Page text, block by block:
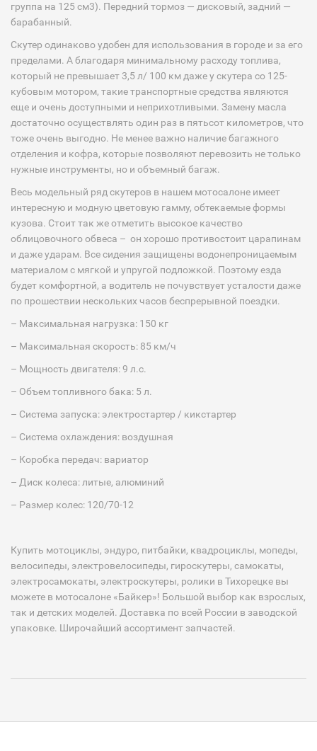
группа на 125 см3). Передний тормоз — дисковый, задний —
барабанный.
Скутер одинаково удобен для использования в городе и за его
пределами. А благодаря минимальному расходу топлива,
который не превышает 3,5 л/ 100 км даже у скутера со 125-
кубовым мотором, такие транспортные средства являются
еще и очень доступными и неприхотливыми. Замену масла
достаточно осуществлять один раз в пятьсот километров, что
тоже очень выгодно. Не менее важно наличие багажного
отделения и кофра, которые позволяют перевозить не только
нужные инструменты, но и объемный багаж.
Весь модельный ряд скутеров в нашем мотосалоне имеет
интересную и модную цветовую гамму, обтекаемые формы
кузова. Стоит так же отметить высокое качество
облицовочного обвеса – он хорошо противостоит царапинам
и даже ударам. Все сидения защищены водонепроницаемым
материалом с мягкой и упругой подложкой. Поэтому езда
будет комфортной, а водитель не почувствует усталости даже
по прошествии нескольких часов беспрерывной поездки.
– Максимальная нагрузка: 150 кг
– Максимальная скорость: 85 км/ч
– Мощность двигателя: 9 л.с.
– Объем топливного бака: 5 л.
– Система запуска: электростартер / кикстартер
– Система охлаждения: воздушная
– Коробка передач: вариатор
– Диск колеса: литые, алюминий
– Размер колес: 120/70-12
Купить мотоциклы, эндуро, питбайки, квадроциклы, мопеды,
велосипеды, электровелосипеды, гироскутеры, самокаты,
электросамокаты, электроскутеры, ролики в Тихорецке вы
можете в мотосалоне «Байкер»! Большой выбор как взрослых,
так и детских моделей. Доставка по всей России в заводской
упаковке. Широчайший ассортимент запчастей.